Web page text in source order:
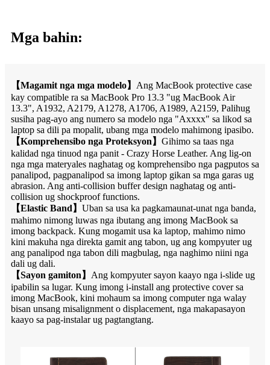
Mga bahin:
【Magamit nga mga modelo】 Ang MacBook protective case
kay compatible ra sa MacBook Pro 13.3 "ug MacBook Air
13.3", A1932, A2179, A1278, A1706, A1989, A2159, Palihug
susiha pag-ayo ang numero sa modelo nga "Axxxx" sa likod sa
laptop sa dili pa mopalit, ubang mga modelo mahimong ipasibo.
【Komprehensibo nga Proteksyon 】 Gihimo sa taas nga
kalidad nga tinuod nga panit - Crazy Horse Leather. Ang lig-on
nga mga materyales naghatag og komprehensibo nga pagputos sa
panalipod, pagpanalipod sa imong laptop gikan sa mga garas ug
abrasion. Ang anti-collision buffer design naghatag og anti-
collision ug shockproof functions.
【Elastic Band 】 Uban sa usa ka pagkamaunat-unat nga banda,
mahimo nimong luwas nga ibutang ang imong MacBook sa
imong backpack. Kung mogamit usa ka laptop, mahimo nimo
kini makuha nga direkta gamit ang tabon, ug ang kompyuter ug
ang panalipod nga tabon dili magbulag, nga naghimo niini nga
dali ug dali.
【Sayon gamiton 】 Ang kompyuter sayon ​​kaayo nga i-slide ug
ipabilin sa lugar. Kung imong i-install ang protective cover sa
imong MacBook, kini mohaum sa imong computer nga walay
bisan unsang misalignment o displacement, nga makapasayon ​​
kaayo sa pag-instalar ug pagtangtang.